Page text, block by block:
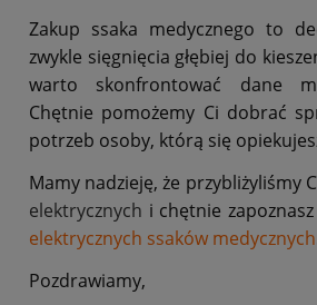
Zakup ssaka medycznego to
zwykle sięgnięcia głębiej do
warto skonfrontować dane
Chętnie pomożemy Ci dobrać
potrzeb osoby, którą się
Mamy nadzieję, że przybliżyliśmy
elektrycznych i chętnie
elektrycznych ssaków medycznych
Pozdrawiamy,